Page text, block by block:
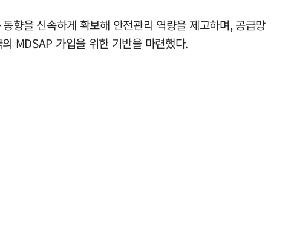
향을 신속하게 확보해 안전관리 역량을 제고하며, 공급망
MDSAP 가입을 위한 기반을 마련했다.